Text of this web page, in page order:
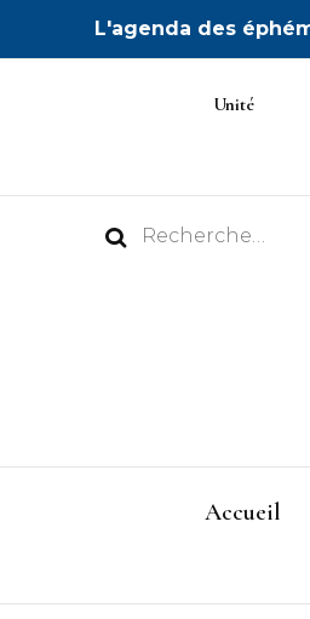
L'agenda des
Unité
Rechercher :
Accueil